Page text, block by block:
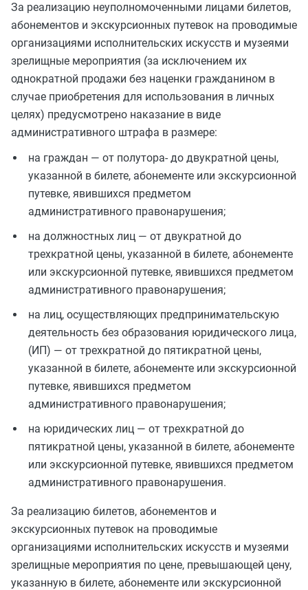
За реализацию неуполномоченными лицами билетов,
абонементов и экскурсионных путевок на проводимые
организациями исполнительских искусств и музеями
зрелищные мероприятия (за исключением их
однократной продажи без наценки гражданином в
случае приобретения для использования в личных
целях) предусмотрено наказание в виде
административного штрафа в размере:
на граждан — от полутора- до двукратной цены,
указанной в билете, абонементе или экскурсионной
путевке, явившихся предметом
административного правонарушения;
на должностных лиц — от двукратной до
трехкратной цены, указанной в билете, абонементе
или экскурсионной путевке, явившихся предметом
административного правонарушения;
на лиц, осуществляющих предпринимательскую
деятельность без образования юридического лица,
(ИП) — от трехкратной до пятикратной цены,
указанной в билете, абонементе или экскурсионной
путевке, явившихся предметом
административного правонарушения;
на юридических лиц — от трехкратной до
пятикратной цены, указанной в билете, абонементе
или экскурсионной путевке, явившихся предметом
административного правонарушения.
За реализацию билетов, абонементов и
экскурсионных путевок на проводимые
организациями исполнительских искусств и музеями
зрелищные мероприятия по цене, превышающей цену,
указанную в билете, абонементе или экскурсионной